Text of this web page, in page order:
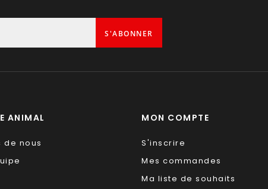
S'ABONNER
ANIMAL
de nous
MON COMPTE
S'inscrire
Mes commandes
Ma liste de souhaits